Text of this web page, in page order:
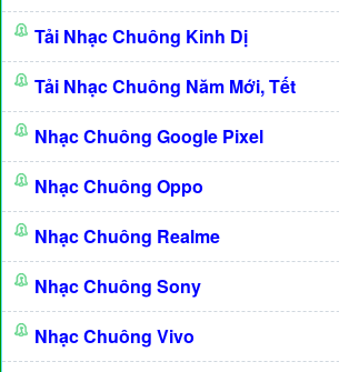
Tải Nhạc Chuông Kinh Dị
Tải Nhạc Chuông Năm Mới, Tết
Nhạc Chuông Google Pixel
Nhạc Chuông Oppo
Nhạc Chuông Realme
Nhạc Chuông Sony
Nhạc Chuông Vivo